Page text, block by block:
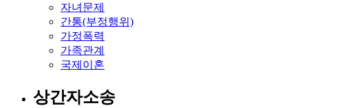
자녀문제
간통(부정행위)
가정폭력
가족관계
국제이혼
상간자소송